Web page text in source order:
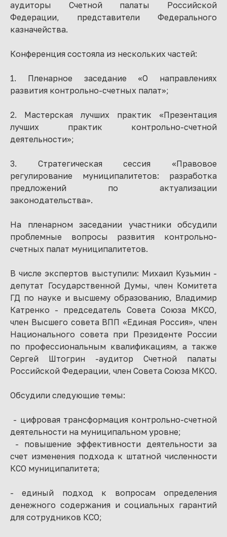
аудиторы Счетной палаты Российской
Федерации, представители Федерального
казначейства.
Конференция состояла из нескольких частей:
1. Пленарное заседание «О направлениях
развития контрольно-счетных палат»;
2. Мастерская лучших практик «Презентация
лучших практик контрольно-счетной
деятельности»;
3. Стратегическая сессия «Правовое
регулирование муниципалитетов: разработка
предложений по актуализации
законодательства».
На пленарном заседании участники обсудили
проблемные вопросы развития контрольно-
счетных палат муниципалитетов.
В числе экспертов выступили: Михаил Кузьмин -
депутат Государственной Думы, член Комитета
ГД по науке и высшему образованию, Владимир
Катренко - председатель Совета Союза МКСО,
член Высшего совета ВПП «Единая Россия», член
Национального совета при Президенте России
по профессиональным квалификациям, а также
Сергей Штогрин -аудитор Счетной палаты
Российской Федерации, член Совета Союза МКСО.
Обсудили следующие темы:
- цифровая трансформация контрольно-счетной
деятельности на муниципальном уровне;
- повышение эффективности деятельности за
счет изменения подхода к штатной численности
КСО муниципалитета;
- единый подход к вопросам определения
денежного содержания и социальных гарантий
для сотрудников КСО;